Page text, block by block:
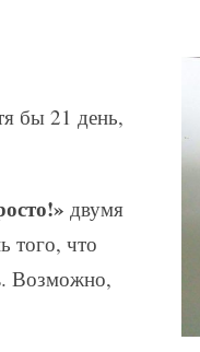
бы 21 день,
двумя
того, что
. Возможно,